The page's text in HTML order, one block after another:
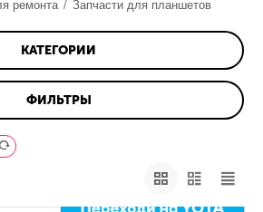
ремонта / Запчасти для планшетов
КАТЕГОРИИ
ФИЛЬТРЫ